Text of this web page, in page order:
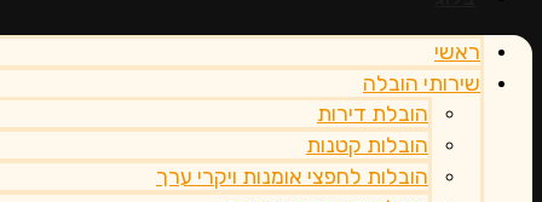
ראשי
שירותי הובלה
הובלת דירות
הובלות קטנות
הובלות לחפצי אומנות ויקרי ערך